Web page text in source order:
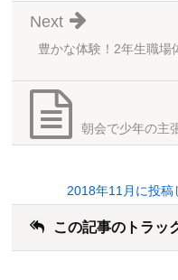
豊かな体験！2年生職場
Next
朝会で少年の主
2018年11月に投稿
この記事のトラッ